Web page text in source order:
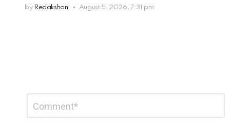
by Redakshon August 5, 2026, 7:31 pm
Reply